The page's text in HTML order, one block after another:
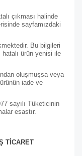
çıkması halinde
sayfamızdaki
Bu bilgileri
hatalı ürün yenisi ile
oluşmuşsa veya
iade ve
sayılı Tüketicinin
esastır.
TİCARET